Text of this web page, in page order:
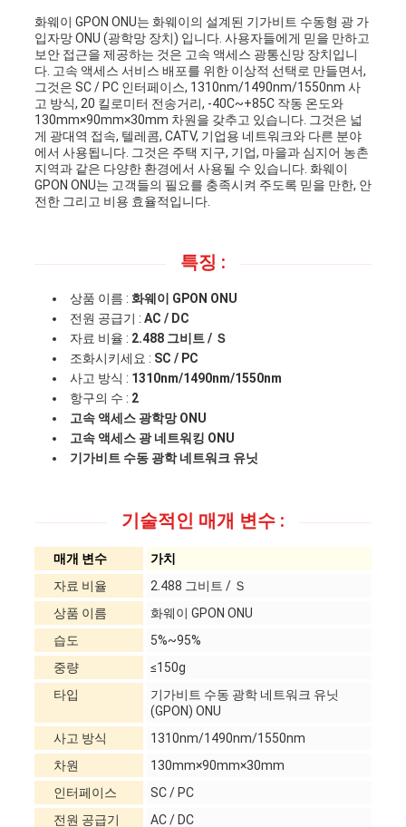
화웨이 GPON ONU는 화웨이의 설계된 기가비트 수동형 광 가
입자망 ONU (광학망 장치) 입니다. 사용자들에게 믿을 만하고
보안 접근을 제공하는 것은 고속 액세스 광통신망 장치입니
다. 고속 액세스 서비스 배포를 위한 이상적 선택로 만들면서,
그것은 SC / PC 인터페이스, 1310nm/1490nm/1550nm 사
고 방식, 20 킬로미터 전송거리, -40C~+85C 작동 온도와
130mm×90mm×30mm 차원을 갖추고 있습니다. 그것은 넓
게 광대역 접속, 텔레콤, CATV, 기업용 네트워크와 다른 분야
에서 사용됩니다. 그것은 주택 지구, 기업, 마을과 심지어 농촌
지역과 같은 다양한 환경에서 사용될 수 있습니다. 화웨이
GPON ONU는 고객들의 필요를 충족시켜 주도록 믿을 만한, 안
전한 그리고 비용 효율적입니다.
특징 :
상품 이름 : 화웨이 GPON ONU
전원 공급기 : AC / DC
자료 비율 : 2.488 그비트 / Ｓ
조화시키세요 : SC / PC
사고 방식 : 1310nm/1490nm/1550nm
항구의 수 : 2
고속 액세스 광학망 ONU
고속 액세스 광 네트워킹 ONU
기가비트 수동 광학 네트워크 유닛
기술적인 매개 변수 :
매개 변수
가치
자료 비율
2.488 그비트 / Ｓ
상품 이름
화웨이 GPON ONU
습도
5%~95%
중량
≤150g
타입
기가비트 수동 광학 네트워크 유닛
(GPON) ONU
사고 방식
1310nm/1490nm/1550nm
차원
130mm×90mm×30mm
인터페이스
SC / PC
전원 공급기
AC / DC